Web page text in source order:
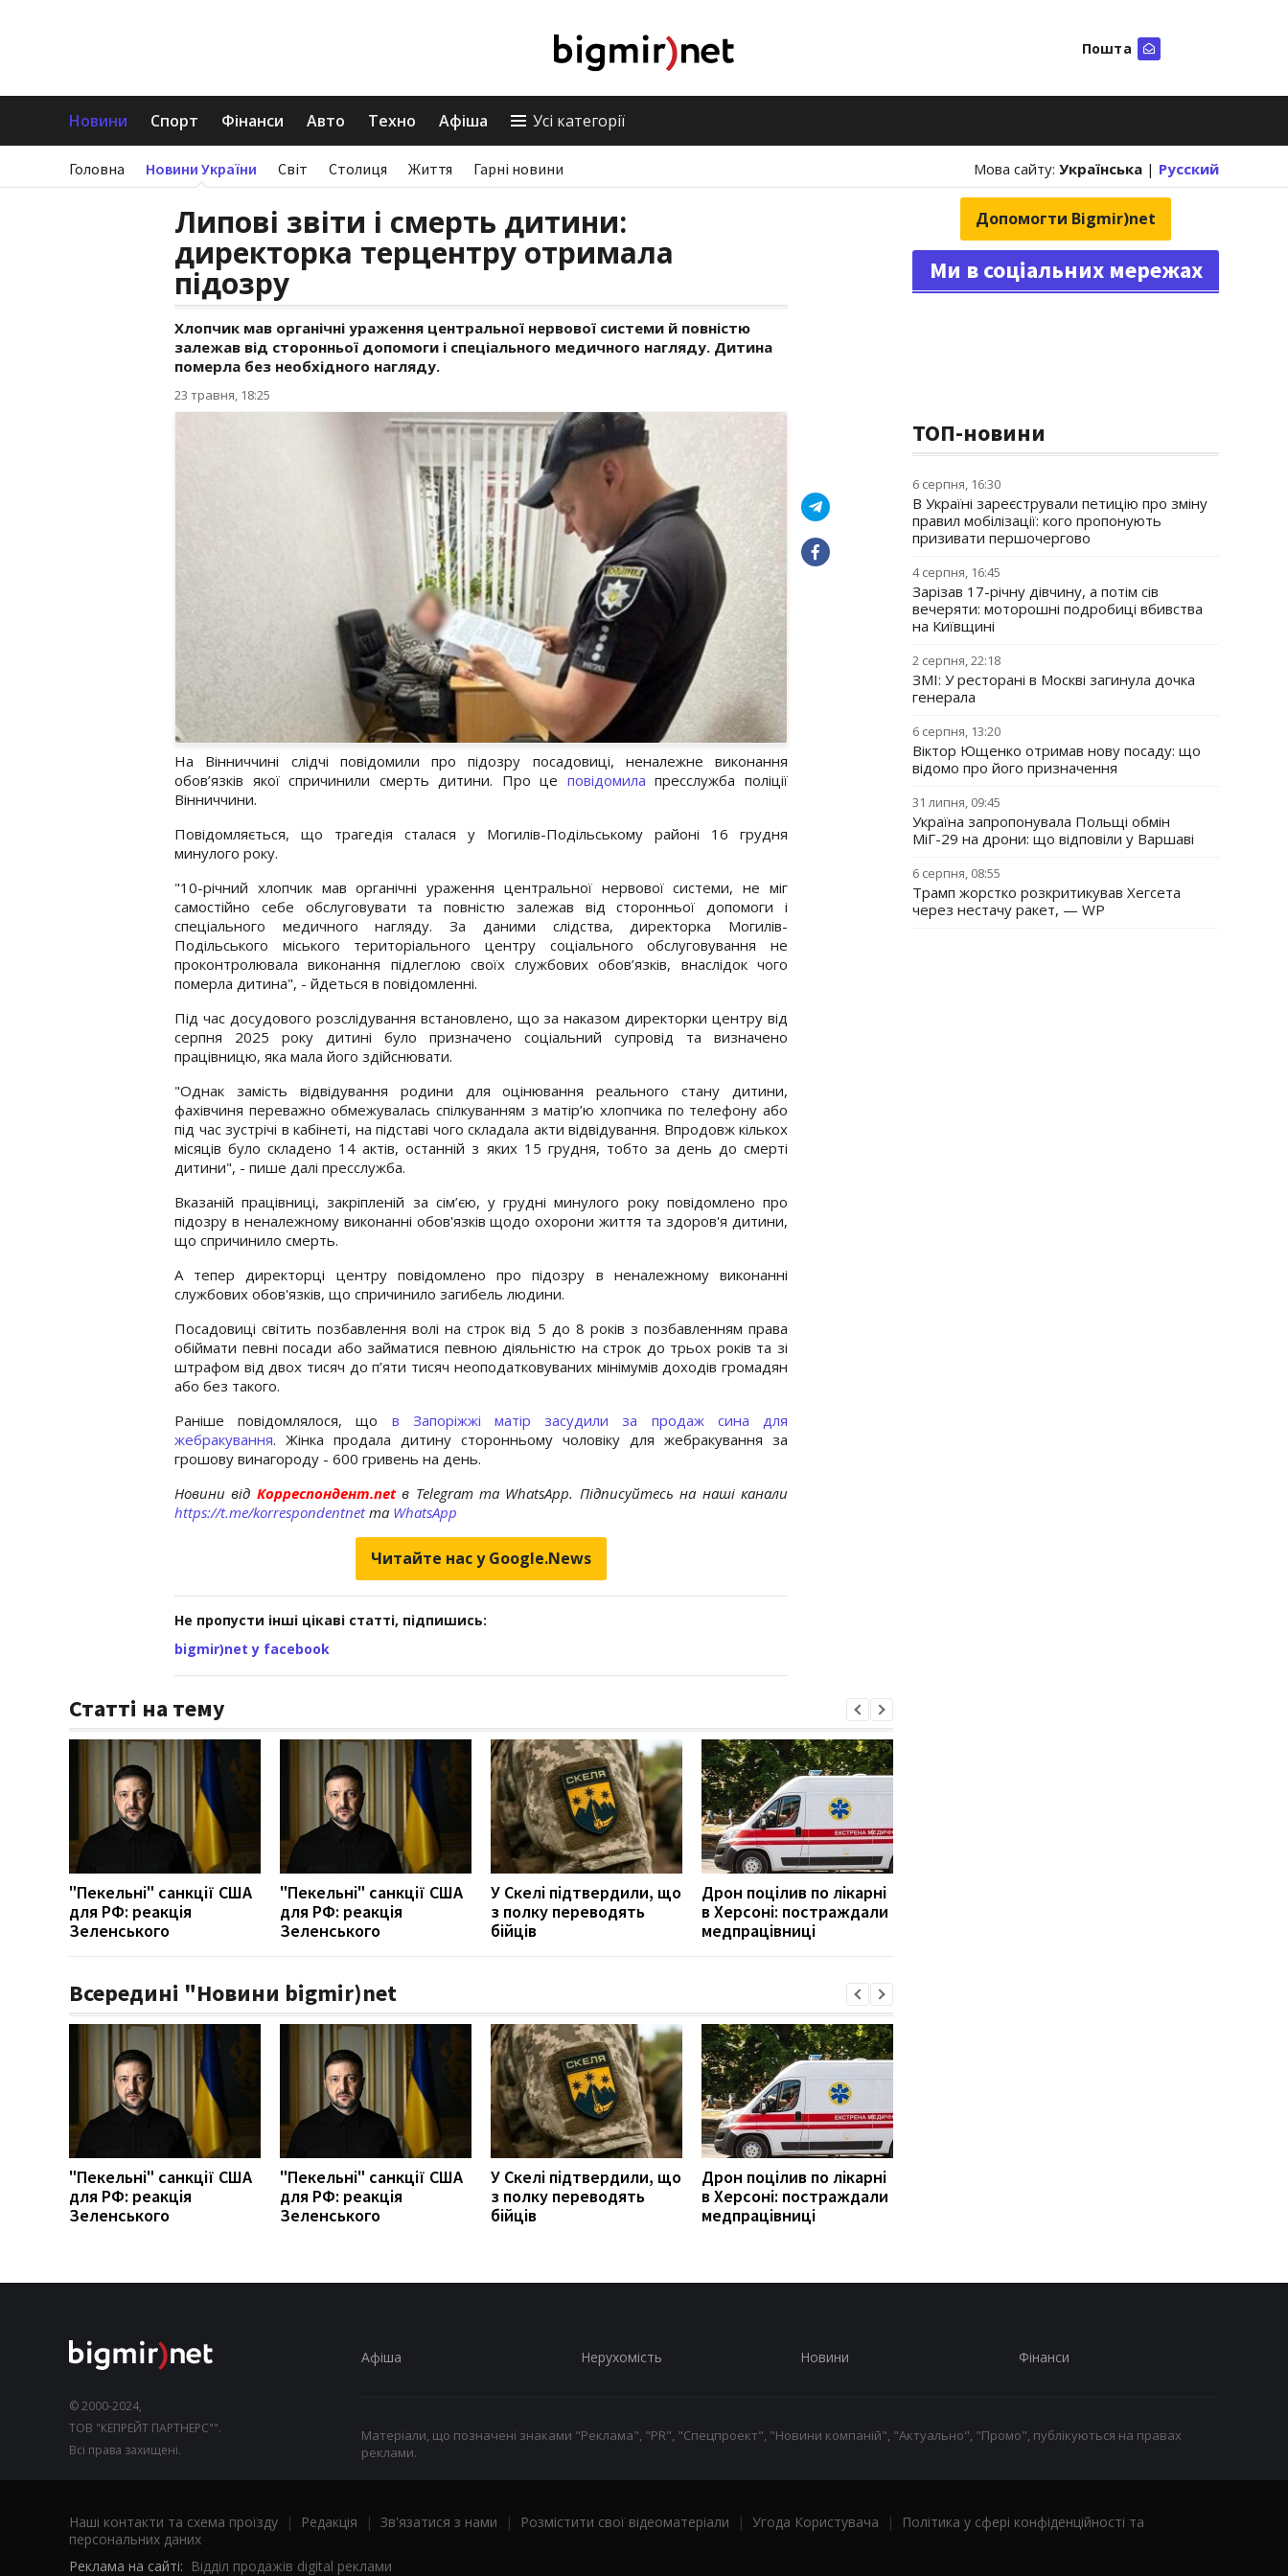
Пошта
Новини Спорт Фінанси Авто Техно Афіша Усі категорії
Головна Новини України Світ Столиця Життя Гарні новини Мова сайту: Українська | Русский
Липові звіти і смерть дитини:
директорка терцентру отримала
підозру
Хлопчик мав органічні ураження центральної нервової системи й повністю
залежав від сторонньої допомоги і спеціального медичного нагляду. Дитина
померла без необхідного нагляду.
23 травня, 18:25
На Вінниччині слідчі повідомили про підозру посадовиці, неналежне виконання
обов’язків якої спричинили смерть дитини. Про це повідомила пресслужба поліції
Вінниччини.
Повідомляється, що трагедія сталася у Могилів-Подільському районі 16 грудня
минулого року.
"10-річний хлопчик мав органічні ураження центральної нервової системи, не міг
самостійно себе обслуговувати та повністю залежав від сторонньої допомоги і
спеціального медичного нагляду. За даними слідства, директорка Могилів-
Подільського міського територіального центру соціального обслуговування не
проконтролювала виконання підлеглою своїх службових обов’язків, внаслідок чого
померла дитина", - йдеться в повідомленні.
Під час досудового розслідування встановлено, що за наказом директорки центру від
серпня 2025 року дитині було призначено соціальний супровід та визначено
працівницю, яка мала його здійснювати.
"Однак замість відвідування родини для оцінювання реального стану дитини,
фахівчиня переважно обмежувалась спілкуванням з матір’ю хлопчика по телефону або
під час зустрічі в кабінеті, на підставі чого складала акти відвідування. Впродовж кількох
місяців було складено 14 актів, останній з яких 15 грудня, тобто за день до смерті
дитини", - пише далі пресслужба.
Вказаній працівниці, закріпленій за сім’єю, у грудні минулого року повідомлено про
підозру в неналежному виконанні обов'язків щодо охорони життя та здоров'я дитини,
що спричинило смерть.
А тепер директорці центру повідомлено про підозру в неналежному виконанні
службових обов'язків, що спричинило загибель людини.
Посадовиці світить позбавлення волі на строк від 5 до 8 років з позбавленням права
обіймати певні посади або займатися певною діяльністю на строк до трьох років та зі
штрафом від двох тисяч до п’яти тисяч неоподатковуваних мінімумів доходів громадян
або без такого.
Раніше повідомлялося, що в Запоріжжі матір засудили за продаж сина для
жебракування. Жінка продала дитину сторонньому чоловіку для жебракування за
грошову винагороду - 600 гривень на день.
Новини від Корреспондент.netв Telegram та WhatsApp. Підписуйтесь на наші канали
https://t.me/korrespondentnetта WhatsApp
Читайте нас у Google.News
Не пропусти інші цікаві статті, підпишись:
bigmir)net у facebook
Статті на тему
"Пекельні" санкції США
для РФ: реакція
Зеленського
"Пекельні" санкції США
для РФ: реакція
Зеленського
У Скелі підтвердили, що
з полку переводять
бійців
Дрон поцілив по лікарні
в Херсоні: постраждали
медпрацівниці
Всередині "Новини bigmir)net
"Пекельні" санкції США
для РФ: реакція
Зеленського
"Пекельні" санкції США
для РФ: реакція
Зеленського
У Скелі підтвердили, що
з полку переводять
бійців
Дрон поцілив по лікарні
в Херсоні: постраждали
медпрацівниці
Допомогти Bigmir)net
Ми в соціальних мережах
ТОП-новини
6 серпня, 16:30
В Україні зареєстрували петицію про зміну
правил мобілізації: кого пропонують
призивати першочергово
4 серпня, 16:45
Зарізав 17-річну дівчину, а потім сів
вечеряти: моторошні подробиці вбивства
на Київщині
2 серпня, 22:18
ЗМІ: У ресторані в Москві загинула дочка
генерала
6 серпня, 13:20
Віктор Ющенко отримав нову посаду: що
відомо про його призначення
31 липня, 09:45
Україна запропонувала Польщі обмін
МіГ-29 на дрони: що відповіли у Варшаві
6 серпня, 08:55
Трамп жорстко розкритикував Хегсета
через нестачу ракет, — WP
© 2000-2024,
ТОВ "КЕПРЕЙТ ПАРТНЕРС"".
Всі права захищені.
Афіша Нерухомість Новини Фінанси
Матеріали, що позначені знаками "Реклама", "PR", "Спецпроект", "Новини компаній", "Актуально", "Промо", публікуються на правах
реклами.
Наші контакти та схема проїзду | Редакція | Зв'язатися з нами | Розмістити свої відеоматеріали | Угода Користувача |
Політика у сфері конфіденційності та
персональних даних
Реклама на сайті: Відділ продажів digital реклами